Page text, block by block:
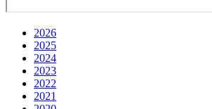
2026
2025
2024
2023
2022
2021